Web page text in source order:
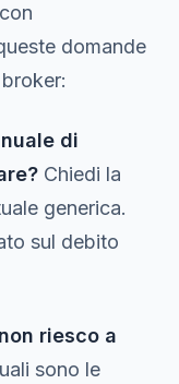
domande
di
Chiedi la
generica.
sul debito
riesco a
sono le